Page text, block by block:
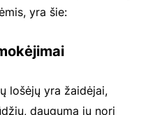
yra šie:
lošėjų yra žaidėjai,
dauguma jų nori